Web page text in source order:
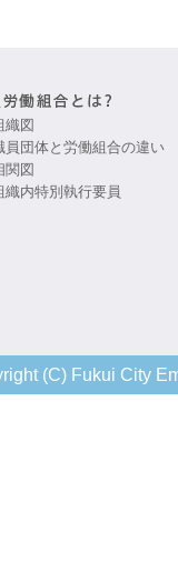
織図
員団体と労働組合の違い
関図
織内特別執行要員
(C) Fukui City